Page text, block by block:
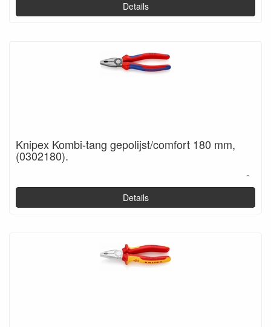
Details
Knipex Kombi-tang gepolijst/comfort 180 mm,
(0302180).
-
Details